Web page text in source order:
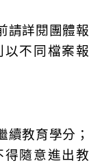
請詳閱團體報
不同檔案報
續教育學分；
得隨意進出教